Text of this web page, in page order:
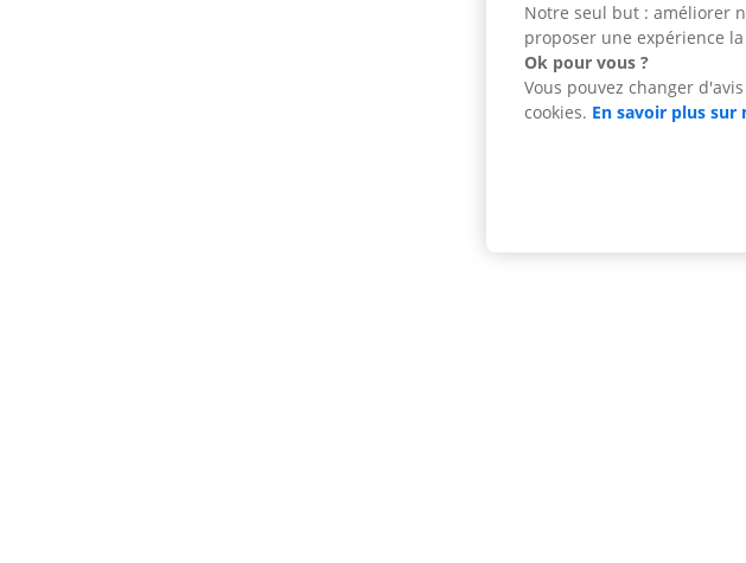
Notre seul but : améliorer
proposer une expérience
Ok pour vous ?
Vous pouvez changer
cookies. En savoir plus